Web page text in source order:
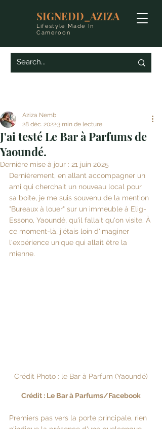
SIGNEDD_AZIZA
Lifestyle Made In
Cameroon
J'ai testé Le Bar à Parfums de
Yaoundé.
Aziza Nemb
28 déc. 20223 min de lecture
Dernière mise à jour : 21 juin 2025
Dernièrement, en allant accompagner un
ami qui cherchait un nouveau local pour
sa boite, je me suis souvenu de la mention
"Bureaux à louer" sur un immeuble à Elig-
Essono, Yaoundé, qu'il fallait qu'on visite. À
ce moment-là, j'étais loin d'imaginer
l'expérience unique qui allait être la
mienne.
Crédit Photo : le Bar à Parfum (Yaoundé)
Crédit : Le Bar à Parfums/Facebook
Premiers pas vers la porte principale, rien